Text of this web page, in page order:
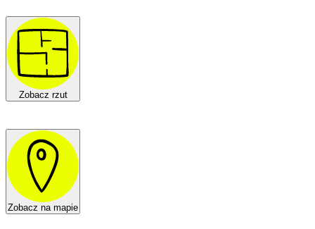
Zobacz rzut
Zobacz na mapie